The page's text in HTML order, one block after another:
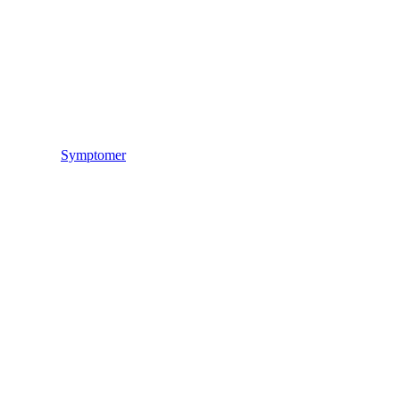
Symptomer